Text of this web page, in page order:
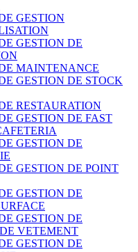
GESTION
GESTION DE
MAINTENANCE
GESTION DE STOCK
RESTAURATION
GESTION DE FAST
GESTION DE
GESTION DE POINT
GESTION DE
GESTION DE
VETEMENT
GESTION DE